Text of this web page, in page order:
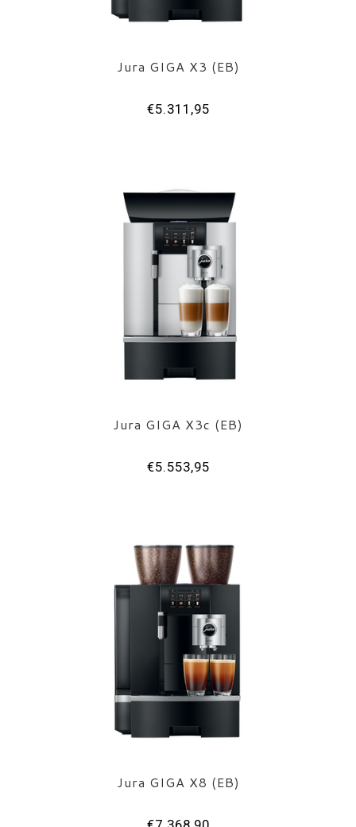
Jura GIGA X3 (EB)
€5.311,95
Jura GIGA X3c (EB)
€5.553,95
Jura GIGA X8 (EB)